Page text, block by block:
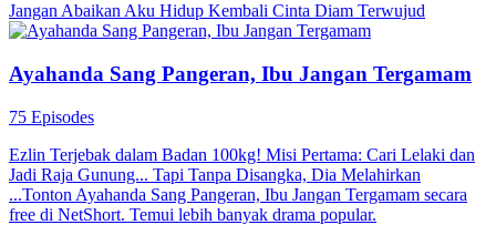
Jangan Abaikan Aku Hidup Kembali Cinta Diam Terwujud
Ayahanda Sang Pangeran, Ibu Jangan Tergamam
75 Episodes
Ezlin Terjebak dalam Badan 100kg! Misi Pertama: Cari Lelaki dan
Jadi Raja Gunung... Tapi Tanpa Disangka, Dia Melahirkan
...Tonton Ayahanda Sang Pangeran, Ibu Jangan Tergamam secara
free di NetShort. Temui lebih banyak drama popular.